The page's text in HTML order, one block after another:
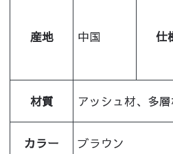
産地 中国 仕
材質 アッシュ材、多
カラー ブラウン